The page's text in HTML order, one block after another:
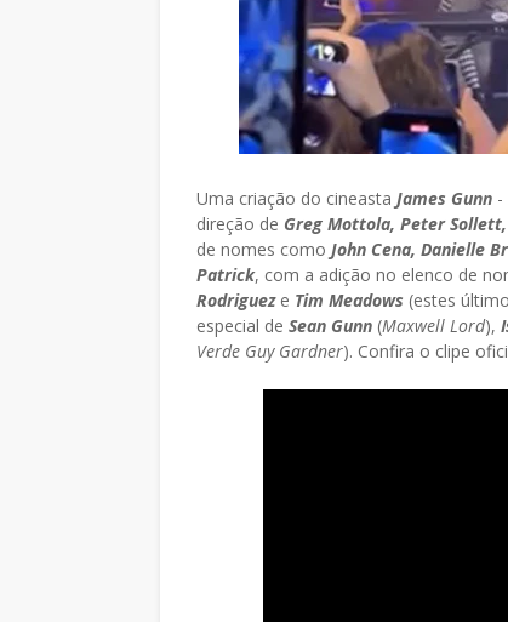
Uma criação do cineasta James Gunn -
direção de Greg Mottola, Peter
de nomes como John Cena, Danielle
Patrick, com a adição no elenco de
Rodrigueze Tim Meadows (estes
especial de Sean Gunn (Maxwell Lord),
Verde Guy Gardner). Confira o clipe